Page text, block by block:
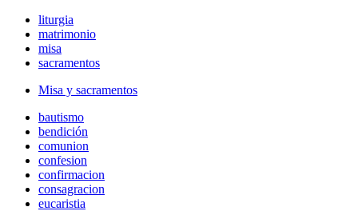
liturgia
matrimonio
misa
sacramentos
Misa y sacramentos
bautismo
bendición
comunion
confesion
confirmacion
consagracion
eucaristia